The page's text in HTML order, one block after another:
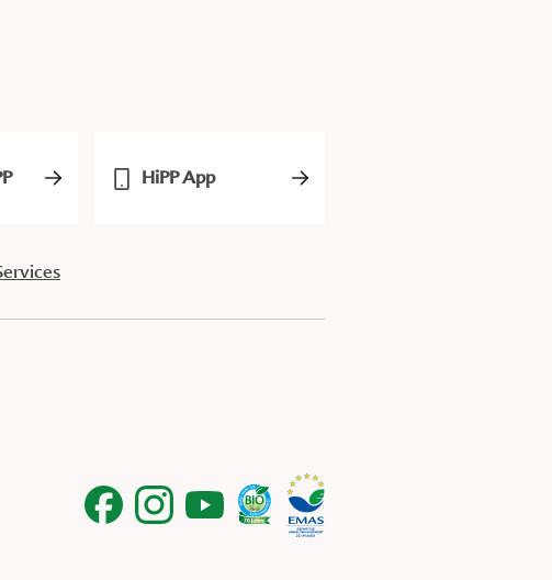
HiPP App